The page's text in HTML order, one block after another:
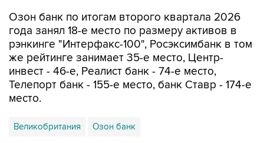
Озон банк по итогам второго квартала 2026
года занял 18-е место по размеру активов в
рэнкинге "Интерфакс-100", Росэксимбанк в том
же рейтинге занимает 35-е место, Центр-
инвест - 46-е, Реалист банк - 74-е место,
Телепорт банк - 155-е место, банк Ставр - 174-е
место.
Великобритания Озон банк